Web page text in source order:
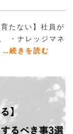
たない】社員が
・ナレッジマネ
…続きを読む